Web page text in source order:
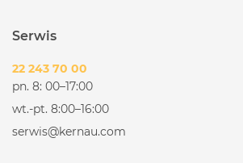
Serwis
22 243 70 00
pn. 8: 00–17:00
wt.-pt. 8:00–16:00
serwis@kernau.com